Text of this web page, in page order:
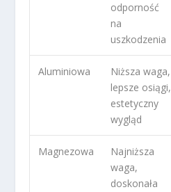
odporność
na
uszkodzenia
Aluminiowa
Niższa waga,
lepsze osiągi,
estetyczny
wygląd
Magnezowa
Najniższa
waga,
doskonała